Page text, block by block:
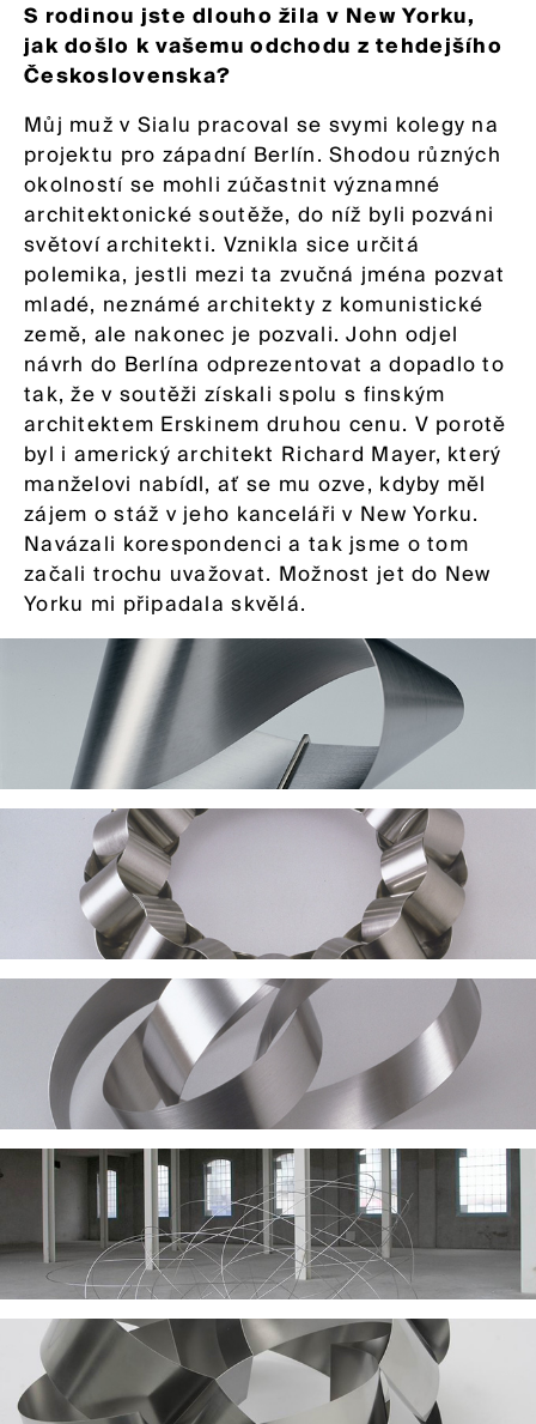
S rodinou jste dlouho žila v New Yorku,
jak došlo k vašemu odchodu z tehdejšího
Československa?
Můj muž v Sialu pracoval se svymi kolegy na
projektu pro západní Berlín. Shodou různých
okolností se mohli zúčastnit významné
architektonické soutěže, do níž byli pozváni
světoví architekti. Vznikla sice určitá
polemika, jestli mezi ta zvučná jména pozvat
mladé, neznámé architekty z komunistické
země, ale nakonec je pozvali. John odjel
návrh do Berlína odprezentovat a dopadlo to
tak, že v soutěži získali spolu s finským
architektem Erskinem druhou cenu. V porotě
byl i americký architekt Richard Mayer, který
manželovi nabídl, ať se mu ozve, kdyby měl
zájem o stáž v jeho kanceláři v New Yorku.
Navázali korespondenci a tak jsme o tom
začali trochu uvažovat. Možnost jet do New
Yorku mi připadala skvělá.